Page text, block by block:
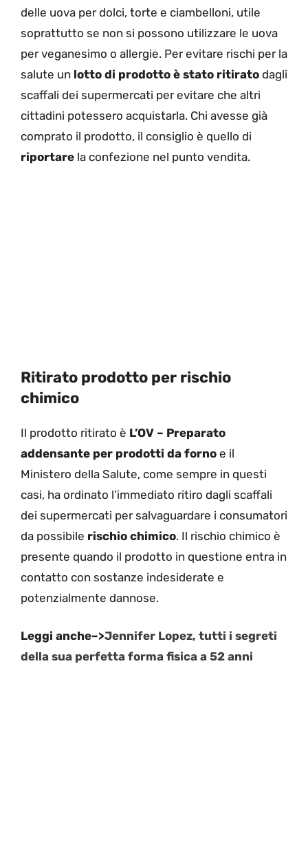
delle uova per dolci, torte e ciambelloni, utile
soprattutto se non si possono utilizzare le uova
per veganesimo o allergie. Per evitare rischi per la
salute un lotto di prodotto è stato ritirato dagli
scaffali dei supermercati per evitare che altri
cittadini potessero acquistarla. Chi avesse già
comprato il prodotto, il consiglio è quello di
riportare la confezione nel punto vendita.
Ritirato prodotto per rischio
chimico
Il prodotto ritirato è L’OV – Preparato
addensante per prodotti da forno e il
Ministero della Salute, come sempre in questi
casi, ha ordinato l’immediato ritiro dagli scaffali
dei supermercati per salvaguardare i consumatori
da possibile rischio chimico. Il rischio chimico è
presente quando il prodotto in questione entra in
contatto con sostanze indesiderate e
potenzialmente dannose.
Leggi anche–>Jennifer Lopez, tutti i segreti
della sua perfetta forma fisica a 52 anni